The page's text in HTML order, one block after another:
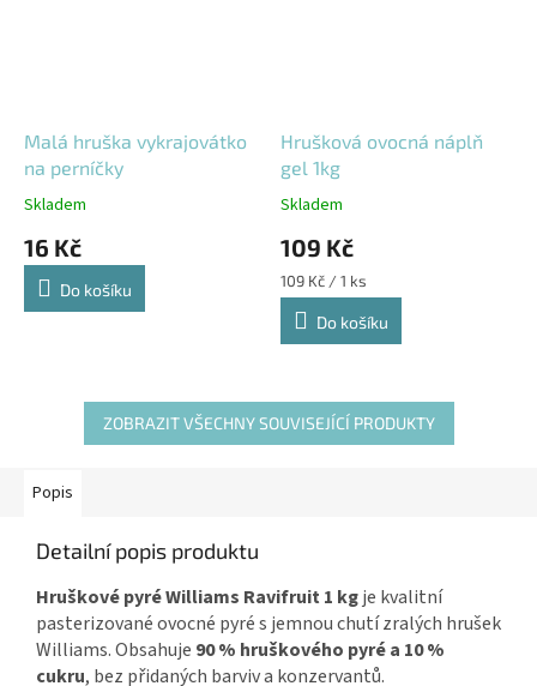
Malá hruška vykrajovátko
na perníčky
Skladem
16 Kč
Do košíku
Hrušková ovocná náplň
gel 1kg
Skladem
109 Kč
Měrná
cena:
109 Kč / 1 ks
Do košíku
ZOBRAZIT VŠECHNY SOUVISEJÍCÍ PRODUKTY
Popis
Detailní popis produktu
Hruškové pyré Williams Ravifruit 1 kgje kvalitní
pasterizované ovocné pyré s jemnou chutí zralých hrušek
Williams. Obsahuje 90 % hruškového pyré a 10 %
cukru, bez přidaných barviv a konzervantů.